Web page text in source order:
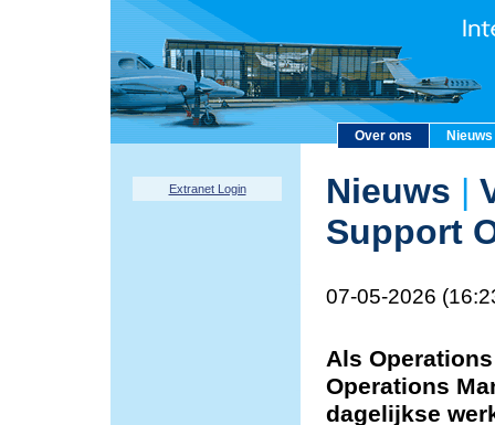
Over ons Nieuws
Extranet Login Nieuws |
Support
07-05-2026
Als
Operations
dagelijkse